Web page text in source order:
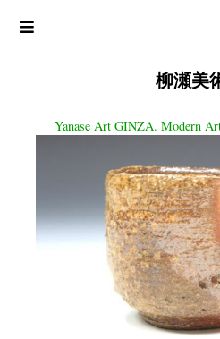
柳瀬美
Yanase Art GINZA. Modern